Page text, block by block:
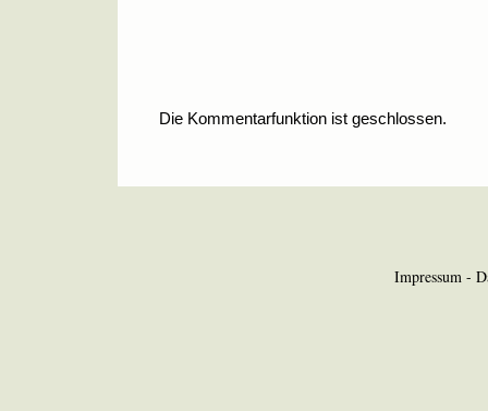
Die Kommentarfunktion ist geschlossen.
Impressum -